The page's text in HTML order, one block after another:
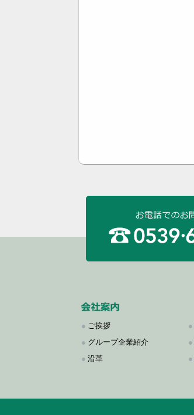
● ご挨拶
● グループ企業紹介
●沿革
●
●
●